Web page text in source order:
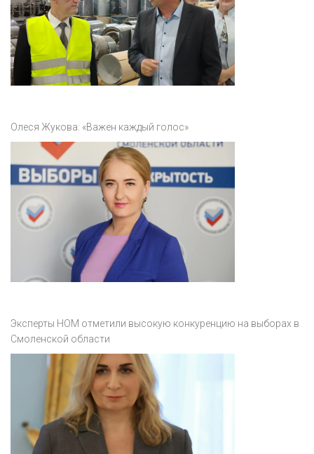
Олеся Жукова: «Важен каждый голос»
Эксперты НОМ отметили высокую конкуренцию на выборах в
Смоленской области